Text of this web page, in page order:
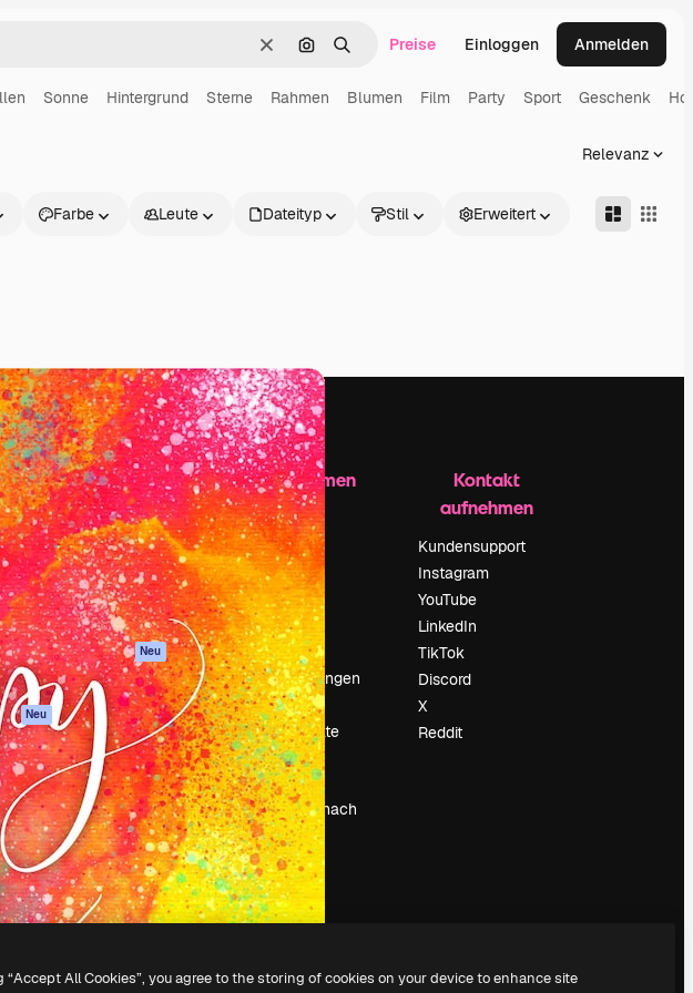
LöschenNach Bild suchen
SuchenPreise Einloggen Anmelden
Sonne Hintergrund Sterne Rahmen Blumen Film Party Sport Geschenk
Relevanz
Farbe Leute Dateityp Stil Erweitert
Neu
Loslegen
Academy
Dokumentation
Support
AGB
Datenschutzerklärung
Originale Neu
Cookie-Richtlinie
Vertrauenszentrum
Partner
Unternehmen
Unternehmen
Preise
Über uns
Reviews
Karriere
Suchtrends
Blog
Veranstaltungen
Slidesgo
Deine Inhalte
verkaufen
Pressesaal
Suchst du nach
magnific.ai
Kontakt
aufnehmen
Kundensupport
Instagram
YouTube
LinkedIn
TikTok
Discord
X
Reddit
.
“Accept All Cookies”, you agree to the storing of cookies on your device to enhance site